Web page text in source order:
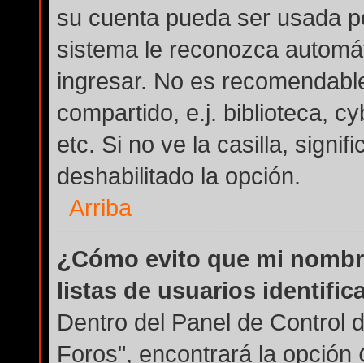
su cuenta pueda ser usada
sistema le reconozca
ingresar. No es
compartido, e.j. biblioteca,
etc. Si no ve la casilla,
deshabilitado la opción.
Arriba
¿Cómo evito que mi
listas de usuarios
Dentro del Panel de Control
Foros", encontrará la opción